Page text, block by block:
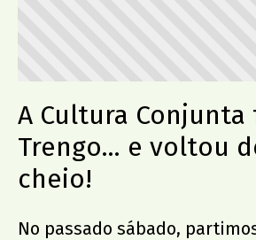
A Cultura Conjunta
Trengo... e voltou
cheio!
No passado sábado,